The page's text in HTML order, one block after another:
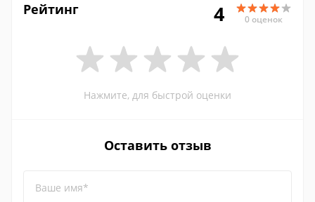
Рейтинг 4 0 оценок
Нажмите, для быстрой оценки
Оставить отзыв
Ваше имя*